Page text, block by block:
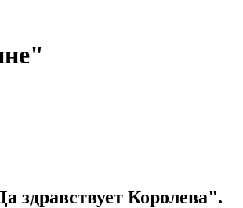
здравствует Королева".